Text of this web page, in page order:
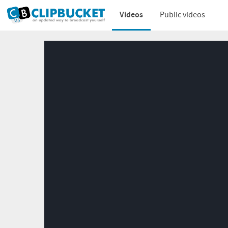
Videos Public videos